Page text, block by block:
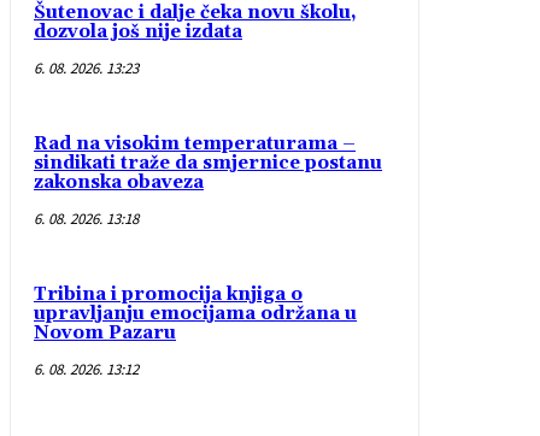
Šutenovac i dalje čeka novu školu,
dozvola još nije izdata
6. 08. 2026. 13:23
Rad na visokim temperaturama –
sindikati traže da smjernice postanu
zakonska obaveza
6. 08. 2026. 13:18
Tribina i promocija knjiga o
upravljanju emocijama održana u
Novom Pazaru
6. 08. 2026. 13:12